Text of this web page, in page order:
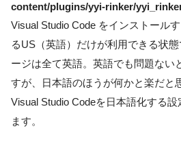
content/plugins/yyi-rinker/
Visual Studio Code をインストール
るUS（英語）だけが利用できる状
ージは全て英語。英語でも問題ない
すが、日本語のほうが何かと楽だと
Visual Studio Codeを日本語化する
ます。